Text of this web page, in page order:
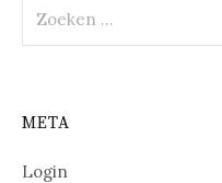
naar:
META
Login